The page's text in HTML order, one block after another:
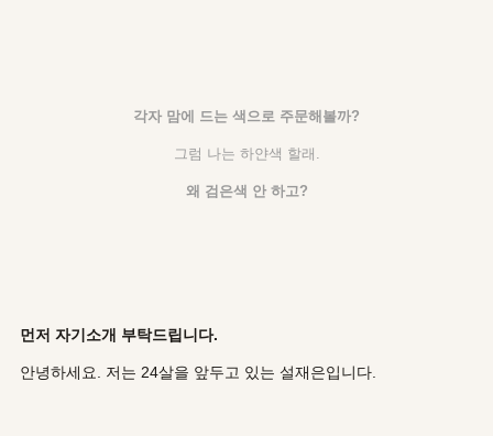
각자 맘에 드는 색으로 주문해볼까?
그럼 나는 하얀색 할래.
왜 검은색 안 하고?
먼저 자기소개 부탁드립니다.
안녕하세요. 저는 24살을 앞두고 있는 설재은입니다.